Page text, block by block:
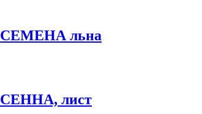
СЕМЕНА льна
СЕННА, лист